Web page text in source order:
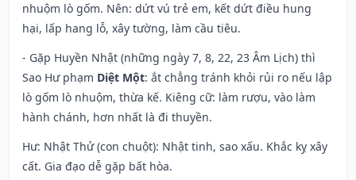
nhuộm lò gốm. Nên: dứt vú trẻ em, kết dứt điều hung
hại, lấp hang lỗ, xây tường, làm cầu tiêu.
- Gặp Huyền Nhật (những ngày 7, 8, 22, 23 Âm Lịch) thì
Sao Hư phạm Diệt Một: ắt chẳng tránh khỏi rủi ro nếu lập
lò gốm lò nhuộm, thừa kế. Kiêng cữ: làm rượu, vào làm
hành chánh, hơn nhất là đi thuyền.
Hư: Nhật Thử (con chuột): Nhật tinh, sao xấu. Khắc kỵ xây
cất. Gia đạo dễ gặp bất hòa.